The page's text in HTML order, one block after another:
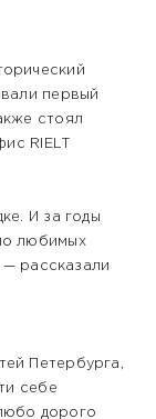
первый
стоял
RIELT
И за годы
любимых
— рассказали
Петербурга,
себе
дорого